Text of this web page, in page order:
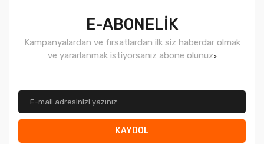
E-ABONELİK
Kampanyalardan ve fırsatlardan ilk siz haberdar olmak
ve yararlanmak istiyorsanız abone olunuz>
KAYDOL